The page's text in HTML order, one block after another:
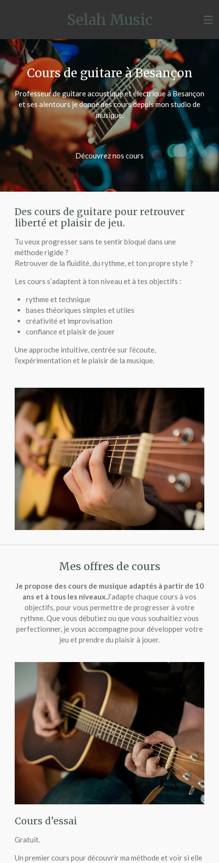
principal
Selah Music
Cours de guitare à Besançon
Professeur de guitare acoustique et électrique à Besançon
et ses alentours je donne des cours depuis mon studio de
musique.
Découvrez nos cours
Des cours de guitare pour retrouver
liberté et plaisir de jeu.
Tu veux progresser sans te sentir bloqué dans une
méthode rigide ?
Retrouver de la fluidité, du rythme, et ton propre style ?
Les cours s’adaptent à ton niveau et à tes objectifs :
rythme et technique
bases théoriques simples et utiles
créativité et improvisation
confiance et plaisir de jouer
Une approche intuitive, centrée sur l’écoute,
l’expérimentation et le plaisir de la musique.
Mes offres de cours
Je propose des cours de musique adaptés à partir de 10
ans et à tous les niveaux.J’adapte chaque cours à vos
objectifs, pour vous permettre de progresser à votre
rythme. Que vous débutiez ou que vous souhaitiez vous
perfectionner, je vous accompagne pour développer votre
jeu et prendre du plaisir à jouer.
Cours d’essai
Gratuit.
Un premier cours pour découvrir ma méthode et voir si elle